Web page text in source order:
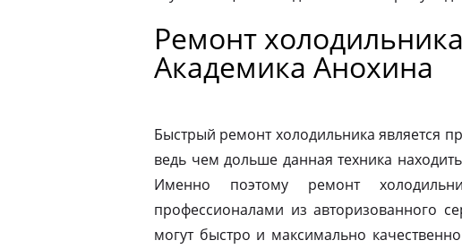
Ремонт
Академика Анохина
Быстрый ремонт холодильника является
ведь чем дольше данная техника
Именно поэтому ремонт
профессионалами из авторизованного
могут быстро и максимально